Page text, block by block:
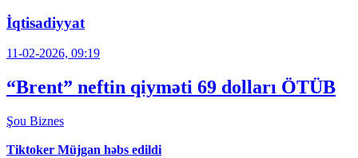
İqtisadiyyat
11-02-2026, 09:19
“Brent” neftin qiyməti 69 dolları ÖTÜB
Şou Biznes
Tiktoker Müjgan həbs edildi